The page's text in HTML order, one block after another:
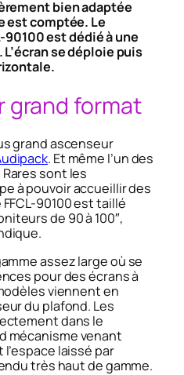
bien adaptée
est comptée. Le
90100 est dédié à une
se déploie puis
grand format
grand ascenseur
. Et même l’un des
sont les
à pouvoir accueillir des
90100 est taillé
de 90 à 100″,
assez large où se
pour des écrans à
viennent en
du plafond. Les
dans le
mécanisme venant
laissé par
très haut de gamme.